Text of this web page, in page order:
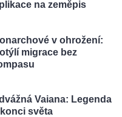
na zeměpis
v ohrožení:
migrace bez
Vaiana: Legenda
světa